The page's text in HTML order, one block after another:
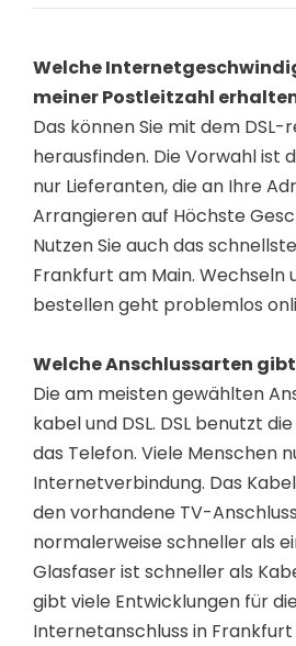
Welche
meiner Postleitzahl
Das können Sie mit dem
herausfinden. Die Vorwahl ist
nur Lieferanten, die an Ihre
Arrangieren auf Höchste
Nutzen Sie auch das
Frankfurt am Main. Wechseln
bestellen geht problemlos
Welche Anschlussarten gibt
Die am meisten gewählten
kabel und DSL. DSL benutzt
das Telefon. Viele Menschen
Internetverbindung. Das
den vorhandene TV-
normalerweise schneller als
Glasfaser ist schneller als
gibt viele Entwicklungen für
Internetanschluss in